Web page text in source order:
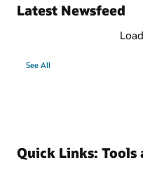
Latest Newsfeed
See All
Quick Links: Tools